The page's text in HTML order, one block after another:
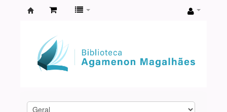
Agamenon
Magalhães